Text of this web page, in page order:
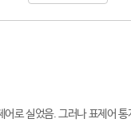
로 실었음. 그러나 표제어